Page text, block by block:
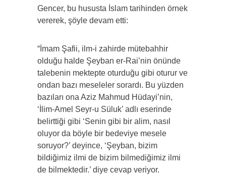
Gencer, bu hususta İslam tarihinden örnek
vererek, şöyle devam etti:
“İmam Şafii, ilm-i zahirde mütebahhir
olduğu halde Şeyban er-Rai’nin önünde
talebenin mektepte oturduğu gibi oturur ve
ondan bazı meseleler sorardı. Bu yüzden
bazıları ona Aziz Mahmud Hüdayi’nin,
‘İlim-Amel Seyr-u Süluk’ adlı eserinde
belirttiği gibi ‘Senin gibi bir alim, nasıl
oluyor da böyle bir bedeviye mesele
soruyor?’ deyince, ‘Şeyban, bizim
bildiğimiz ilmi de bizim bilmediğimiz ilmi
de bilmektedir.’ diye cevap veriyor.